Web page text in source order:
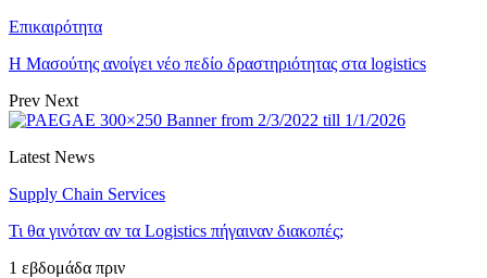
Επικαιρότητα
Η Μασούτης ανοίγει νέο πεδίο δραστηριότητας στα logistics
Prev Next
Latest News
Supply Chain Services
Τι θα γινόταν αν τα Logistics πήγαιναν διακοπές;
1 εβδομάδα πριν